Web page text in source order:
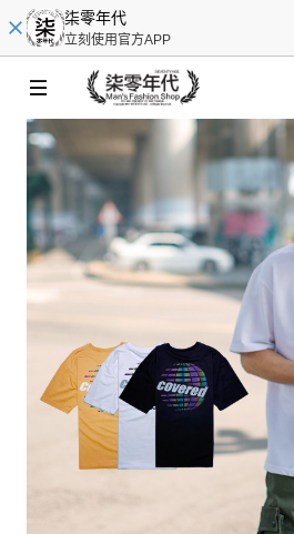
柒零年代
立刻使用官方APP